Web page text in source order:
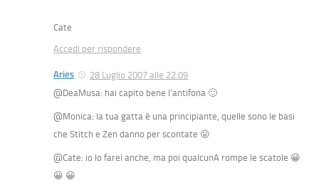
Cate
Accedi per rispondere
Aries
28 Luglio 2007 alle 22:09
@DeaMusa: hai capito bene l’antifona 🙂
@Monica: la tua gatta è una principiante, quelle sono le basi
che Stitch e Zen danno per scontate 😛
@Cate: io lo farei anche, ma poi qualcunA rompe le scatole 😀
😀 😀